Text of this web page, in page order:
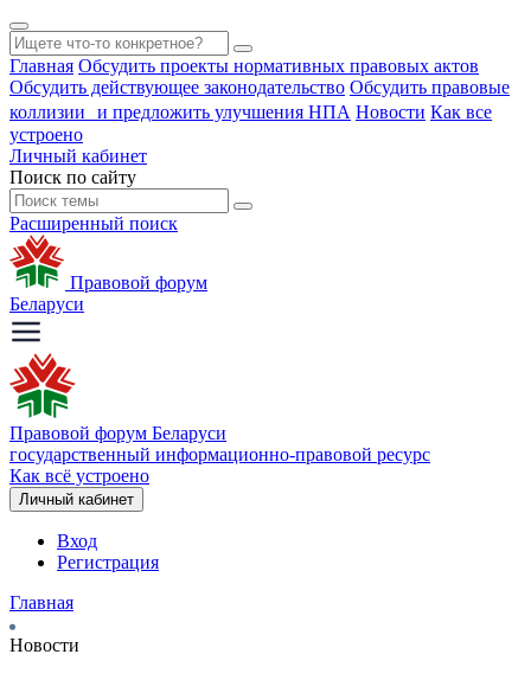
Главная Обсудить проекты нормативных правовых актов
Обсудить действующее законодательство Обсудить правовые
коллизии и предложить улучшения НПА Новости Как все
устроено
Личный кабинет
Поиск по сайту
Расширенный поиск
Правовой форум
Беларуси
Правовой форум Беларуси
государственный информационно-правовой ресурс
Как всё устроено
Личный кабинет
Вход
Регистрация
Главная
Новости